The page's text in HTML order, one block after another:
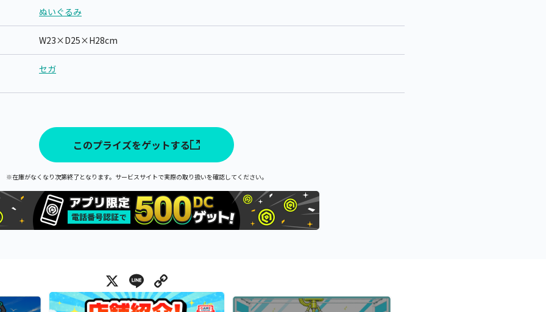
ぬいぐるみ
W23×D25×H28cm
セガ
このプライズをゲットする
※在庫がなくなり次第終了となります。サービスサイトで実際の取り扱いを確認してください。
X Line